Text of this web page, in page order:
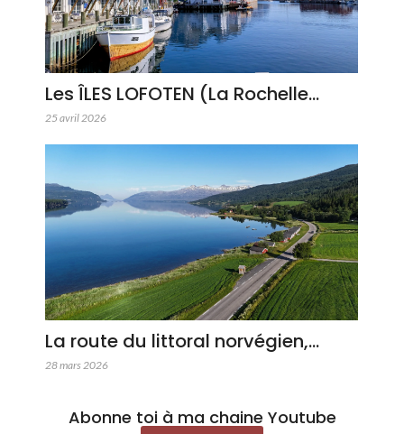
Les ÎLES LOFOTEN (La Rochelle…
25 avril 2026
La route du littoral norvégien,…
28 mars 2026
Abonne toi à ma chaine Youtube